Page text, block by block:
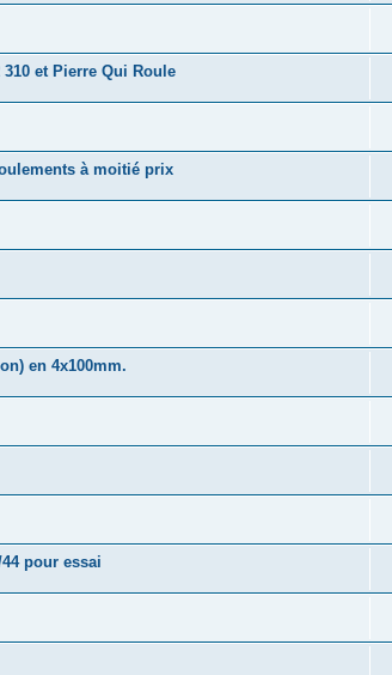
310 et Pierre Qui Roule
à moitié prix
en 4x100mm.
pour essai